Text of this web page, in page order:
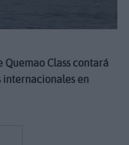
Quemao Class contará
internacionales en